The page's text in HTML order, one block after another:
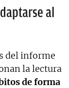
al
del informe
la lectura
de forma